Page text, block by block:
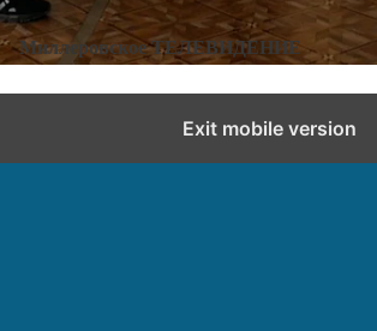
Миллеровское ТЕЛЕВИДЕНИЕ
Exit mobile version